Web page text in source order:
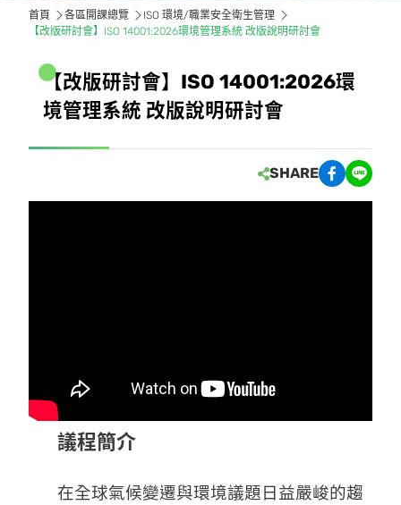
首頁 各區開課總覽
ISO 環境/職業安全衛生管理
【改版研討會】ISO 14001:2026環境管理系統 改版說明研討會
【改版研討會】 ISO 14001:2026環
境管理系統 改版說明研討會
SHARE
議程簡介
在全球氣候變遷與環境議題日益嚴峻的趨